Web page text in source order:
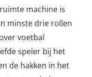
machine is
minste drie rollen
voetbal
speler bij het
de hakken in het